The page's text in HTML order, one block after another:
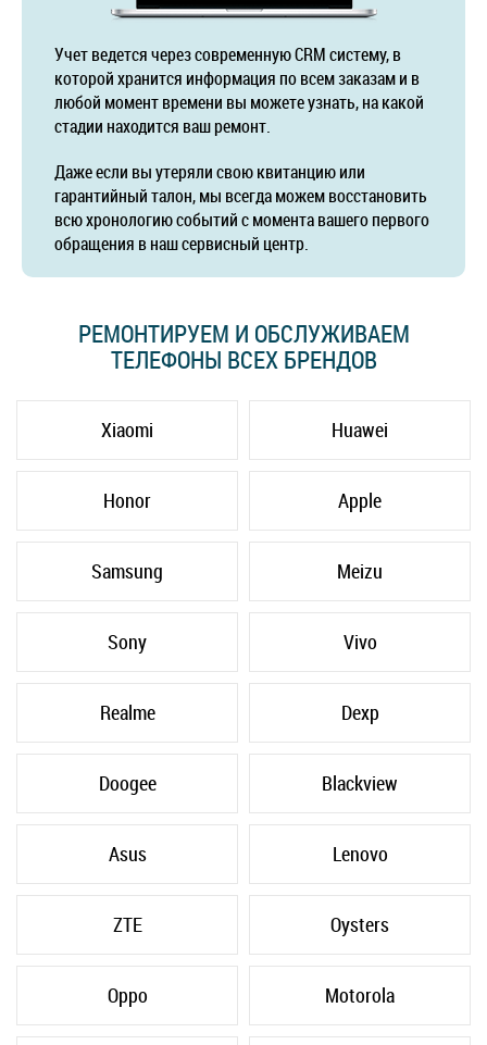
Учет ведется через современную CRM систему, в
которой хранится информация по всем заказам и в
любой момент времени вы можете узнать, на какой
стадии находится ваш ремонт.
Даже если вы утеряли свою квитанцию или
гарантийный талон, мы всегда можем восстановить
всю хронологию событий с момента вашего первого
обращения в наш сервисный центр.
РЕМОНТИРУЕМ И ОБСЛУЖИВАЕМ
ТЕЛЕФОНЫ ВСЕХ БРЕНДОВ
Xiaomi Huawei
Honor Apple
Samsung Meizu
Sony Vivo
Realme Dexp
Doogee Blackview
Asus Lenovo
ZTE Oysters
Oppo Motorola